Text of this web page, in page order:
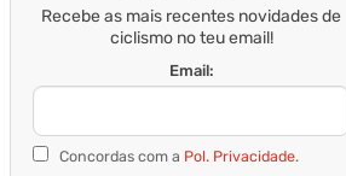
Recebe as mais recentes novidades de
ciclismo no teu email!
Email:
Concordas com a Pol. Privacidade.